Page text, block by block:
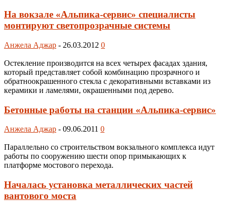
На вокзале «Альпика-сервис» специалисты
монтируют светопрозрачные системы
Анжела Аджар - 26.03.2012 0
Остекление производится на всех четырех фасадах здания,
который представляет собой комбинацию прозрачного и
обратноокрашенного стекла с декоративными вставками из
керамики и ламелями, окрашенными под дерево.
Бетонные работы на станции «Альпика-сервис»
Анжела Аджар - 09.06.2011 0
Параллельно со строительством вокзального комплекса идут
работы по сооружению шести опор примыкающих к
платформе мостового перехода.
Началась установка металлических частей
вантового моста